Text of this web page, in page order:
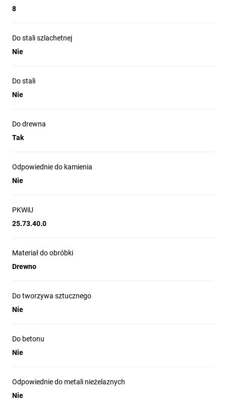
8
Do stali szlachetnej
Nie
Do stali
Nie
Do drewna
Tak
Odpowiednie do kamienia
Nie
PKWiU
25.73.40.0
Materiał do obróbki
Drewno
Do tworzywa sztucznego
Nie
Do betonu
Nie
Odpowiednie do metali nieżelaznych
Nie